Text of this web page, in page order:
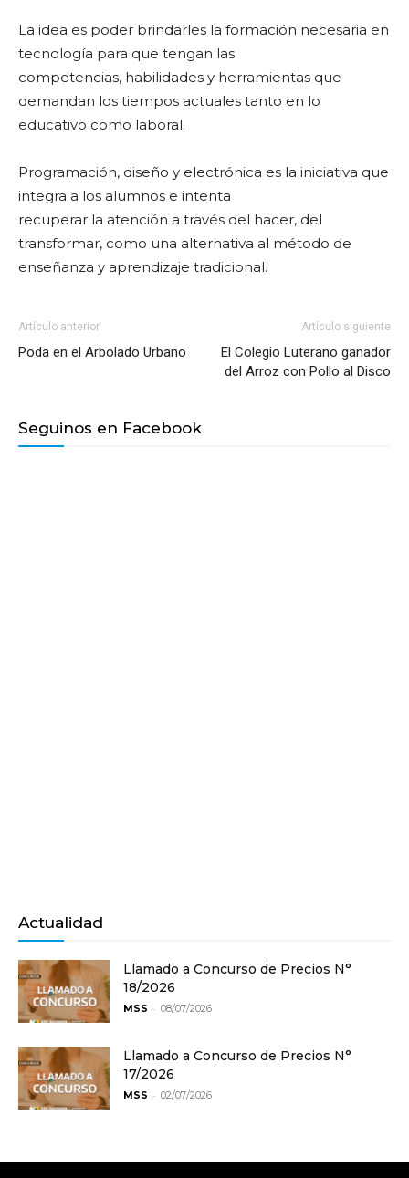
La idea es poder brindarles la formación necesaria en
tecnología para que tengan las
competencias, habilidades y herramientas que
demandan los tiempos actuales tanto en lo
educativo como laboral.
Programación, diseño y electrónica es la iniciativa que
integra a los alumnos e intenta
recuperar la atención a través del hacer, del
transformar, como una alternativa al método de
enseñanza y aprendizaje tradicional.
Artículo anterior
Poda en el Arbolado Urbano
Artículo siguiente
El Colegio Luterano ganador
del Arroz con Pollo al Disco
Seguinos en Facebook
Actualidad
Llamado a Concurso de Precios N°
18/2026
MSS - 08/07/2026
Llamado a Concurso de Precios N°
17/2026
MSS - 02/07/2026